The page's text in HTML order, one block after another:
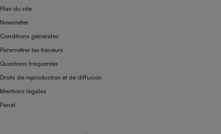
Plan du site
Newsletter
Conditions générales
Paramétrer les traceurs
Questions fréquentes
Droits de reproduction et de diffusion
Mentions légales
Panel